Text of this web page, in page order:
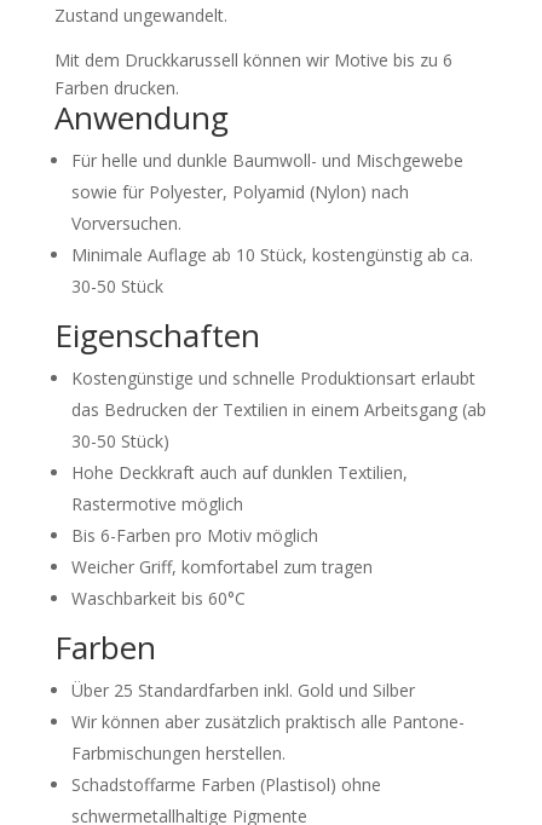
Zustand ungewandelt.
Mit dem Druckkarussell können wir Motive bis zu 6
Farben drucken.
Anwendung
Für helle und dunkle Baumwoll- und Mischgewebe
sowie für Polyester, Polyamid (Nylon) nach
Vorversuchen.
Minimale Auflage ab 10 Stück, kostengünstig ab ca.
30-50 Stück
Eigenschaften
Kostengünstige und schnelle Produktionsart erlaubt
das Bedrucken der Textilien in einem Arbeitsgang (ab
30-50 Stück)
Hohe Deckkraft auch auf dunklen Textilien,
Rastermotive möglich
Bis 6-Farben pro Motiv möglich
Weicher Griff, komfortabel zum tragen
Waschbarkeit bis 60°C
Farben
Über 25 Standardfarben inkl. Gold und Silber
Wir können aber zusätzlich praktisch alle Pantone-
Farbmischungen herstellen.
Schadstoffarme Farben (Plastisol) ohne
schwermetallhaltige Pigmente